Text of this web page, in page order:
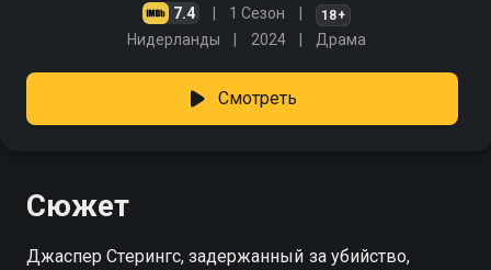
7.4 1 Сезон 18+
Нидерланды 2024 Драма
Смотреть
Сюжет
Джаспер Стерингс, задержанный за убийство,